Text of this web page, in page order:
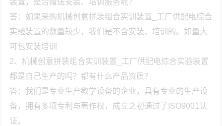
装置，是否赠送安装、培训服务呢？
答：如果采购机械创意拼装组合实训装置_工厂供配电综合
实验装置的数量较少，我们是不含安装、培训的。如量大
可包安装培训
2、机械创意拼装组合实训装置_工厂供配电综合实验装置
都是自己生产的吗？都有什么产品资质？
答：我们是专业生产教学设备的企业，具有专业的生产设
备，拥有多项专利与著作权，成立之初通过了ISO9001认
证。